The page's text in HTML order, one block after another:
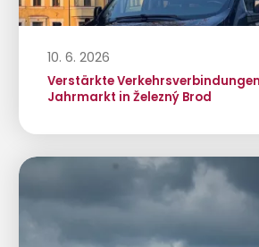
10. 6. 2026
Verstärkte
Jahrmarkt in Železný Brod